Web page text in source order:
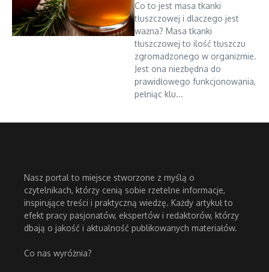
Co to jest masa tkanki
tłuszczowej i dlaczego jest
ważna? Masa tkanki
tłuszczowej to ilość tłuszczu
zgromadzonego w organizmie.
Jest ona niezbędna do
prawidłowego funkcjonowania,
pełniąc klu...
Nasz portal to miejsce stworzone z myślą o
czytelnikach, którzy cenią sobie rzetelne informacje,
inspirujące treści i praktyczną wiedzę. Każdy artykuł to
efekt pracy pasjonatów, ekspertów i redaktorów, którzy
dbają o jakość i aktualność publikowanych materiałów.
Co nas wyróżnia?